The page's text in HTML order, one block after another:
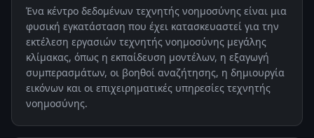
Ένα κέντρο δεδομένων τεχνητής νοημοσύνης είναι μια
φυσική εγκατάσταση που έχει κατασκευαστεί για την
εκτέλεση εργασιών τεχνητής νοημοσύνης μεγάλης
κλίμακας, όπως η εκπαίδευση μοντέλων, η εξαγωγή
συμπερασμάτων, οι βοηθοί αναζήτησης, η δημιουργία
εικόνων και οι επιχειρηματικές υπηρεσίες τεχνητής
νοημοσύνης.